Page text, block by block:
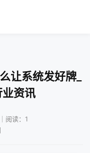
让系统发好牌_
资讯
阅读：1